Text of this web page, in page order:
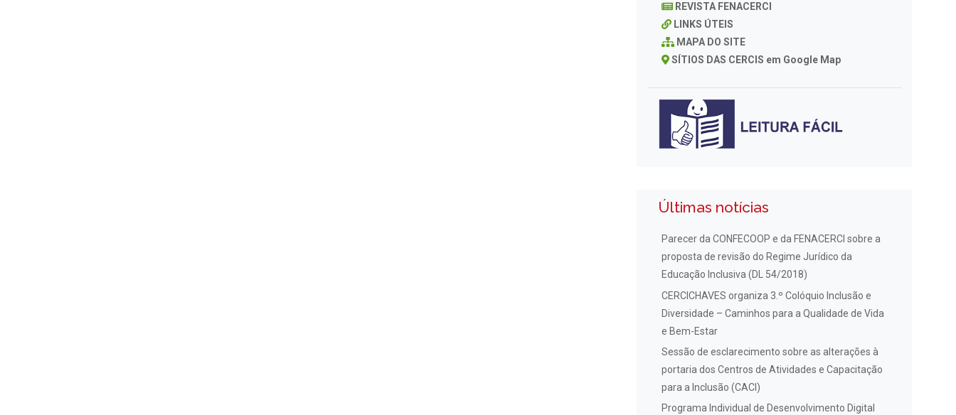
REVISTA FENACERCI
LINKS ÚTEIS
MAPA DO SITE
SÍTIOS DAS CERCIS em Google Map
Últimas notícias
Parecer da CONFECOOP e da FENACERCI sobre a
proposta de revisão do Regime Jurídico da
Educação Inclusiva (DL 54/2018)
CERCICHAVES organiza 3.º Colóquio Inclusão e
Diversidade – Caminhos para a Qualidade de Vida
e Bem-Estar
Sessão de esclarecimento sobre as alterações à
portaria dos Centros de Atividades e Capacitação
para a Inclusão (CACI)
Programa Individual de Desenvolvimento Digital